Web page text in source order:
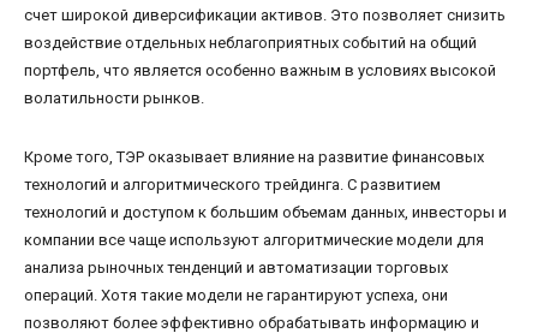
счет широкой диверсификации активов. Это позволяет снизить
воздействие отдельных неблагоприятных событий на общий
портфель, что является особенно важным в условиях высокой
волатильности рынков.
Кроме того, ТЭР оказывает влияние на развитие финансовых
технологий и алгоритмического трейдинга. С развитием
технологий и доступом к большим объемам данных, инвесторы и
компании все чаще используют алгоритмические модели для
анализа рыночных тенденций и автоматизации торговых
операций. Хотя такие модели не гарантируют успеха, они
позволяют более эффективно обрабатывать информацию и